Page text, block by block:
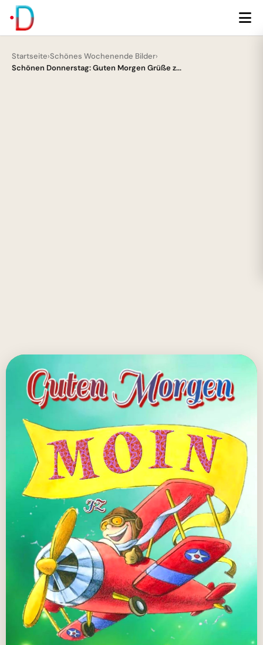
Startseite›Schönes Wochenende Bilder›
Schönen Donnerstag: Guten Morgen Grüße z...